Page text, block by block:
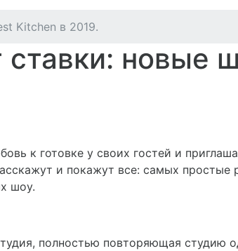
Kitchen в 2019.
новые
к готовке у своих гостей и
и покажут все: самых простые
шоу.
полностью повторяющая студию